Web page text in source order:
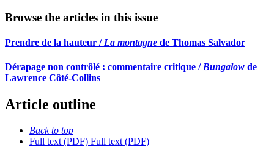
Browse the articles in this issue
Prendre de la hauteur /La montagne de Thomas Salvador
Dérapage non contrôlé : commentaire critique / Bungalow de
Lawrence Côté-Collins
Article outline
Back to top
Full text (PDF) Full text (PDF)